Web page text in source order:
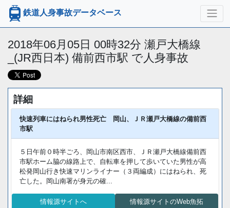
鉄道人身事故データベース
2018年06月05日 00時32分 瀬戸大橋線
_(JR西日本) 備前西市駅 で人身事故
詳細
快速列車にはねられ男性死亡 岡山、ＪＲ瀬戸大橋線の備前西
市駅
５日午前０時半ごろ、岡山市南区西市、ＪＲ瀬戸大橋線備前西
市駅ホーム脇の線路上で、自転車を押して歩いていた男性が高
松発岡山行き快速マリンライナー（３両編成）にはねられ、死
亡した。岡山南署が身元の確...
情報源サイトへ 情報源サイトのWeb魚拓